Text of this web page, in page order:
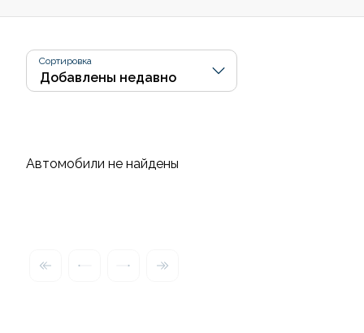
Сортировка
Автомобили не найдены